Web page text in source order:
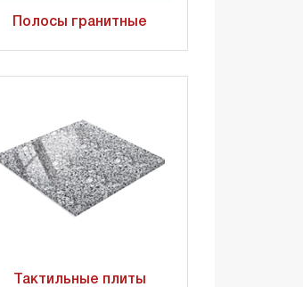
Полосы гранитные
Тактильные плиты